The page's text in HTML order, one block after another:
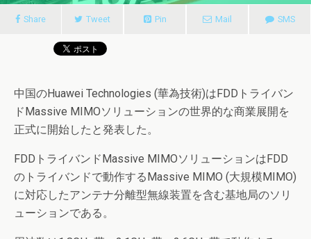
Share Tweet Pin Mail SMS
中国のHuawei Technologies (華為技術)はFDDトライバン
ドMassive MIMOソリューションの世界的な商業展開を
正式に開始したと発表した。
FDDトライバンドMassive MIMOソリューションはFDD
のトライバンドで動作するMassive MIMO (大規模MIMO)
に対応したアンテナ分離型無線装置を含む基地局のソリ
ューションである。